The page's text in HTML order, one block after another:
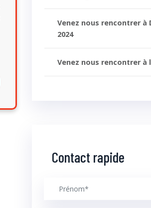
Venez nous rencontrer à
2024
Venez nous rencontrer à
Contact rapide